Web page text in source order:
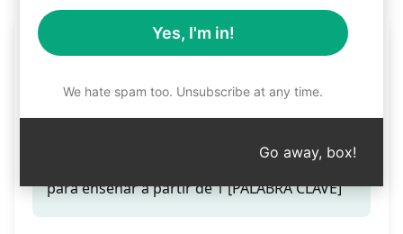
Estudio de Unidad
Teaser
Crea un Estudio de Unidad y una estrategia
para enseñar a partir de 1 [PALABRA CLAVE]
Yes, I'm in!
We hate spam too. Unsubscribe at any time.
Go away, box!